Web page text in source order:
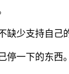
缺少支持自己
停一下的东西。